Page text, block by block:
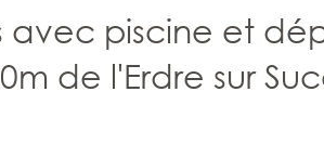
avec piscine et
de l'Erdre sur